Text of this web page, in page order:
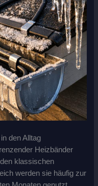
den Alltag
Heizbänder
klassischen
werden sie häufig zur